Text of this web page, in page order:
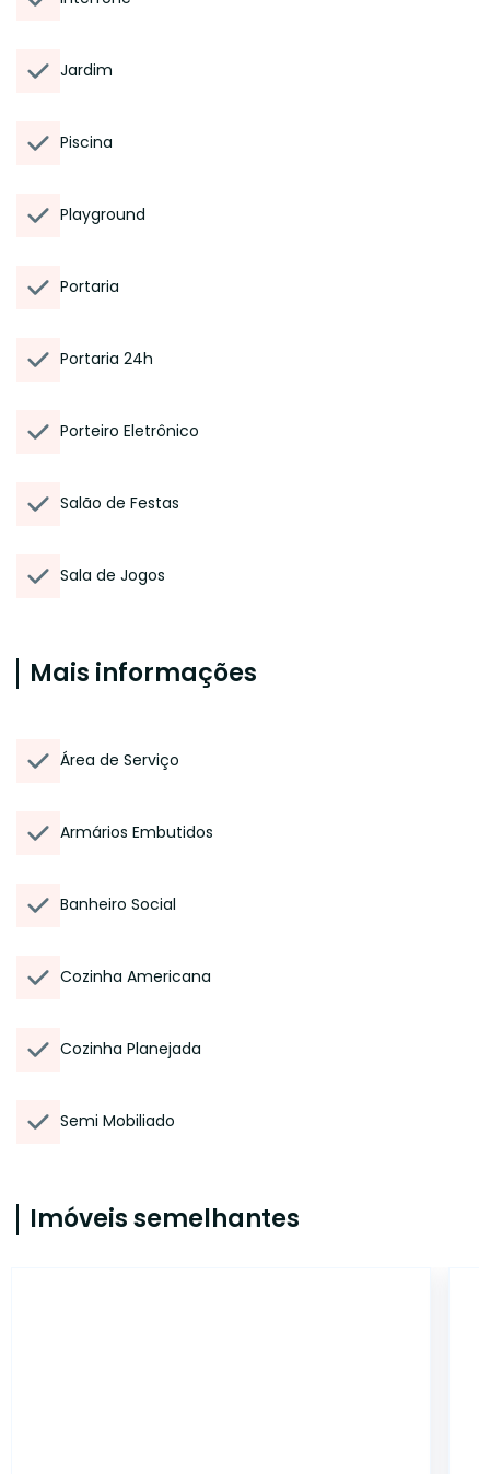
Jardim
Piscina
Playground
Portaria
Portaria 24h
Porteiro Eletrônico
Salão de Festas
Sala de Jogos
Mais informações
Área de Serviço
Armários Embutidos
Banheiro Social
Cozinha Americana
Cozinha Planejada
Semi Mobiliado
Imóveis semelhantes